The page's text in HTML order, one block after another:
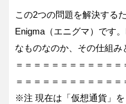
この2つの問題を解決する
Enigma（エニグマ）です
なものなのか、その仕組み
＝＝＝＝＝＝＝＝＝＝＝
＝＝＝＝＝＝＝＝＝＝＝＝
※注 現在は「仮想通貨」